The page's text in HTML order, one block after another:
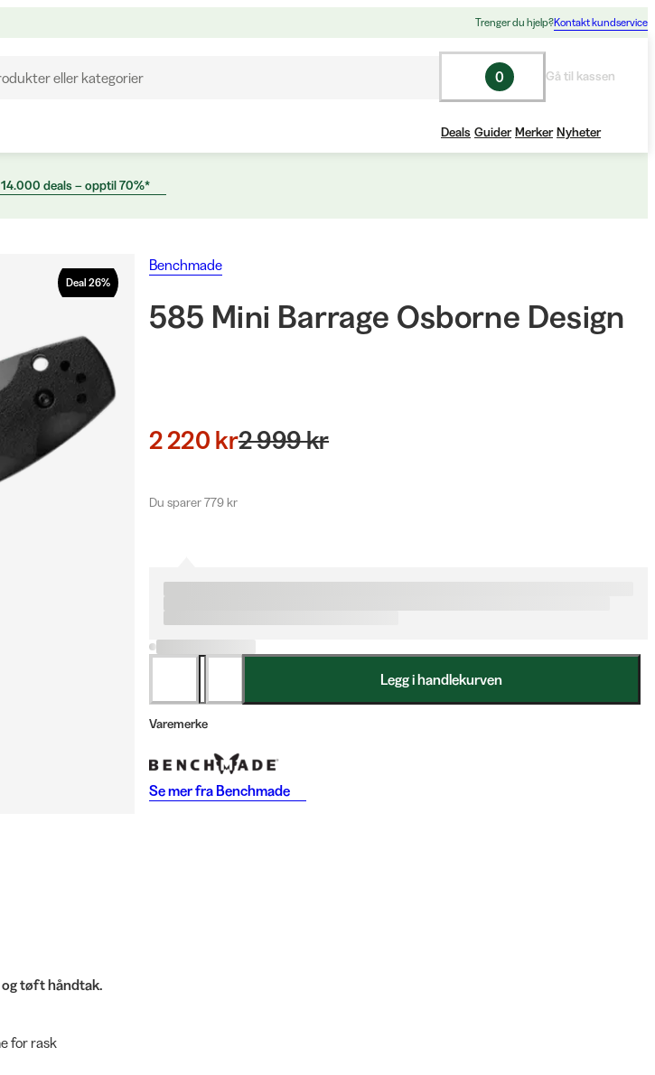
Trenger du hjelp?Kontakt kundservice
eller kategorier 0 Gå til kassen
Deals Guider Merker Nyheter
deals – opptil 70%*
Deal 26%
og tøft håndtak.
for rask
Benchmade
585 Mini Barrage Osborne Design
2 220 kr2 999 kr
Du sparer 779 kr
Legg i handlekurven
Varemerke
Se mer fra Benchmade